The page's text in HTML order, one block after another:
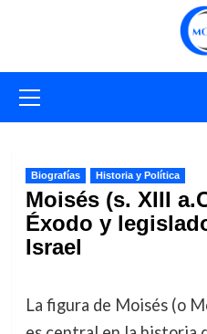
primario
Biografías Historia y Política
Moisés (s. XIII
Éxodo y
Israel
La figura de Moisés (o